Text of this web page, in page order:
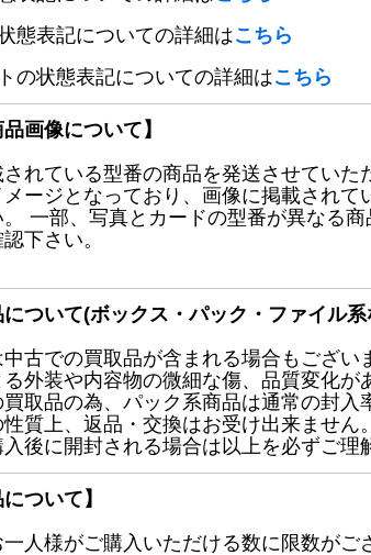
態表記についての詳細はこちら
の状態表記についての詳細はこちら
画像について】
れている型番の商品を発送させていた
ージとなっており、画像に掲載され
一部、写真とカードの型番が異なる
下さい。
について(ボックス・パック・ファイル
古での買取品が含まれる場合もござい
外装や内容物の微細な傷、品質変化が
取品の為、パック系商品は通常の封入
質上、返品・交換はお受け出来ません。
後に開封される場合は以上を必ずご理
ついて】
人様がご購入いただける数に限数がご